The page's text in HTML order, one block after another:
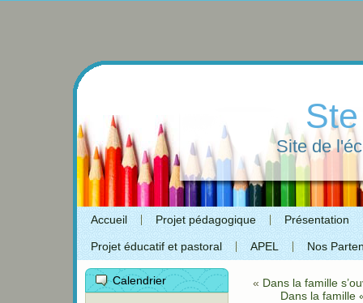
Site de
Accueil Projet pédagogique Présentation
Projet éducatif et pastoral APEL Nos
Calendrier « Dans la famille
Dans la famille